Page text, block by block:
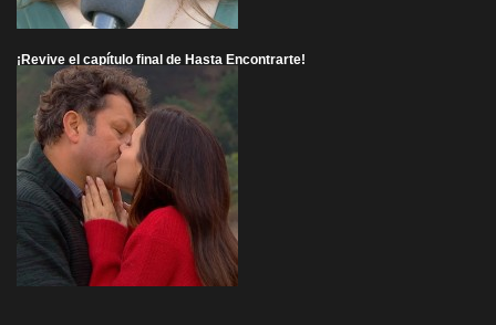
¡Revive el capítulo final de Hasta Encontrarte!